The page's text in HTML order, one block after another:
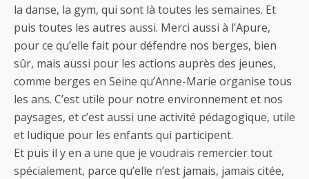
la danse, la gym, qui sont là toutes les semaines. Et
puis toutes les autres aussi. Merci aussi à l’Apure,
pour ce qu’elle fait pour défendre nos berges, bien
sûr, mais aussi pour les actions auprès des jeunes,
comme berges en Seine qu’Anne-Marie organise tous
les ans. C’est utile pour notre environnement et nos
paysages, et c’est aussi une activité pédagogique, utile
et ludique pour les enfants qui participent.
Et puis il y en a une que je voudrais remercier tout
spécialement, parce qu’elle n’est jamais, jamais citée,